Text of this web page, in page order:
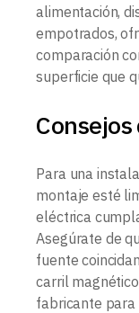
alimentación,
empotrados,
comparación
superficie que
Para una
montaje esté
eléctrica
Asegúrate de
fuente
carril
fabricante para